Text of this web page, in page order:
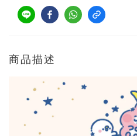
商品描述